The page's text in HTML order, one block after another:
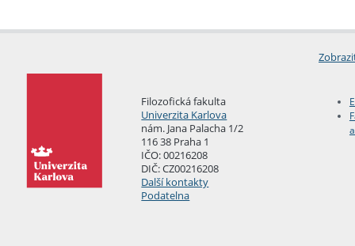
Filozofická fakulta
Univerzita Karlova
nám. Jana Palacha 1/2
116 38 Praha 1
IČO: 00216208
DIČ: CZ00216208
Další kontakty
Podatelna